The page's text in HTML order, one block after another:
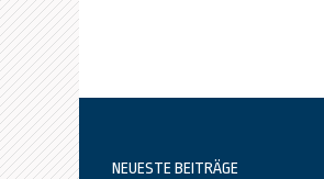
NEUESTE BEITRÄGE